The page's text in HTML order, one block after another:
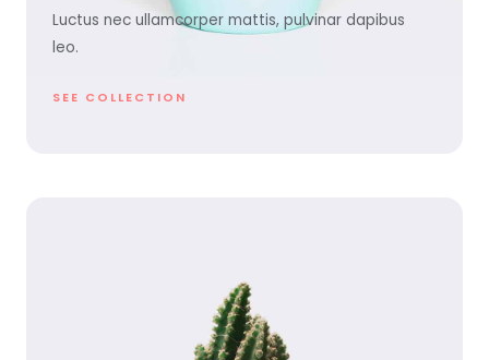
Luctus nec ullamcorper mattis, pulvinar dapibus
leo.
SEE COLLECTION